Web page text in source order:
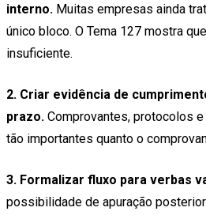
interno. Muitas empresas ainda
único bloco. O Tema 127 mostra
insuficiente.
2. Criar evidência de
prazo. Comprovantes, protocolos
tão importantes quanto o
3. Formalizar fluxo para verbas
possibilidade de apuração